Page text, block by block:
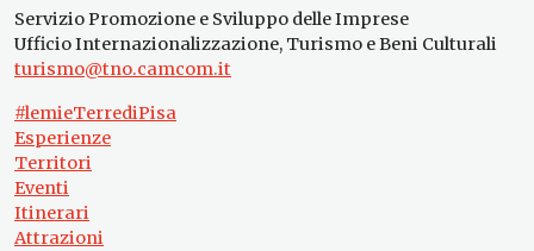
Servizio Promozione e Sviluppo delle Imprese
Ufficio Internazionalizzazione, Turismo e Beni Culturali
turismo@tno.camcom.it
#lemieTerrediPisa
Esperienze
Territori
Eventi
Itinerari
Attrazioni